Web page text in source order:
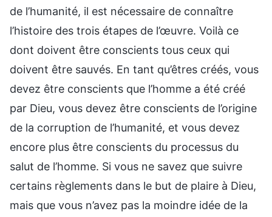
de l’humanité, il est nécessaire de connaître
l’histoire des trois étapes de l’œuvre. Voilà ce
dont doivent être conscients tous ceux qui
doivent être sauvés. En tant qu’êtres créés, vous
devez être conscients que l’homme a été créé
par Dieu, vous devez être conscients de l’origine
de la corruption de l’humanité, et vous devez
encore plus être conscients du processus du
salut de l’homme. Si vous ne savez que suivre
certains règlements dans le but de plaire à Dieu,
mais que vous n’avez pas la moindre idée de la